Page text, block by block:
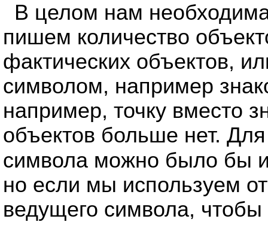
В целом нам
пишем количество
фактических объектов,
символом, например
например, точку вместо
объектов больше нет.
символа можно было бы
но если мы используем
ведущего символа,